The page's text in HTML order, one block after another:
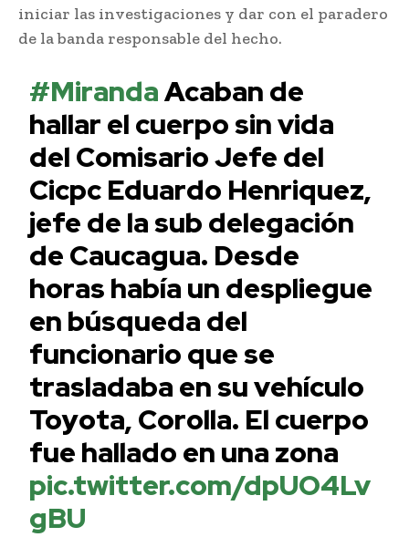
iniciar las investigaciones y dar con el paradero
de la banda responsable del hecho.
#MirandaAcaban de
hallar el cuerpo sin vida
del Comisario Jefe del
Cicpc Eduardo Henriquez,
jefe de la sub delegación
de Caucagua. Desde
horas había un despliegue
en búsqueda del
funcionario que se
trasladaba en su vehículo
Toyota, Corolla. El cuerpo
fue hallado en una zona
pic.twitter.com/dpUO4Lv
gBU